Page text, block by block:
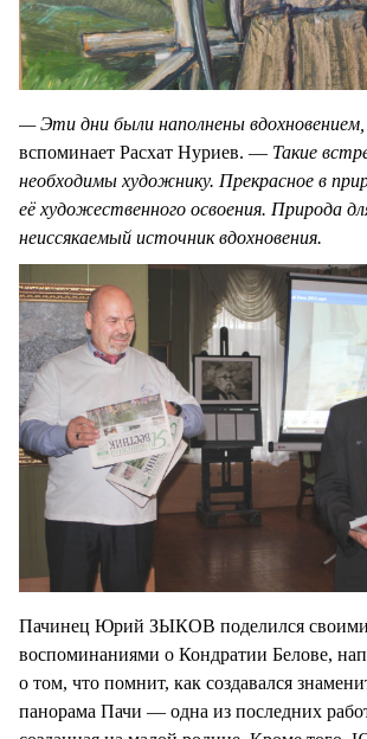
— Эти дни были наполнены
вспоминает Расхат Нуриев. — Такие
необходимы художнику. Прекрасное в
её художественного освоения. Природа
неиссякаемый источник вдохновения.
Пачинец Юрий ЗЫКОВ поделился своими
воспоминаниями о Кондратии Белове,
о том, что помнит, как создавался
панорама Пачи — одна из последних